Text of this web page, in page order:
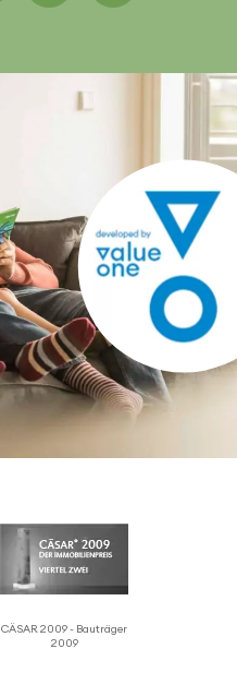
CÄSAR 2009 - Bauträger
2009